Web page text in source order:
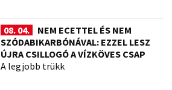
08. 04.
NEM ECETTEL ÉS NEM
SZÓDABIKARBÓNÁVAL: EZZEL LESZ
ÚJRA CSILLOGÓ A VÍZKÖVES CSAP
A legjobb trükk